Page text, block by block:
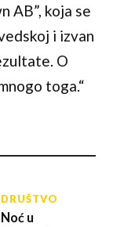
AB”, koja se
i izvan
O
toga.“
DRUŠTVO
Noć u